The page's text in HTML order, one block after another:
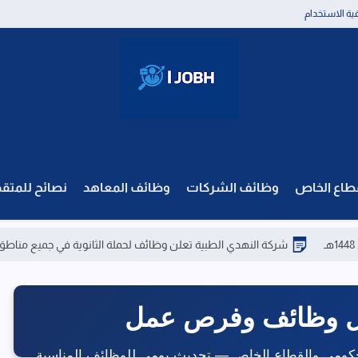
الاستخدام
الخاص وظائف الشركات وظائف المعاهد نصائح
شركة النهدي الطبية تعلن وظائف لحملة الثانوية في جميع مناطق المملكة
والقطاع الخاص — تحديث يومي للوظائف المناسبة